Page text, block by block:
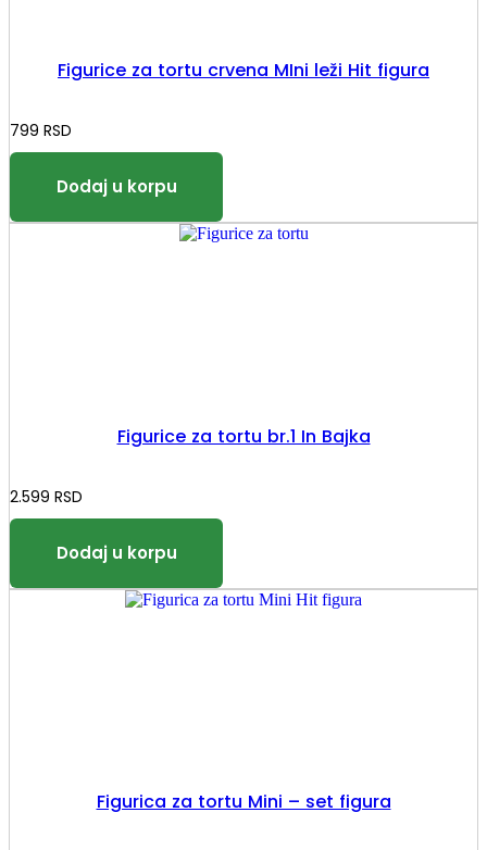
Figurice za tortu crvena MIni leži Hit figura
799 RSD
Figurice za tortu br.1 In Bajka
2.599 RSD
Figurica za tortu Mini – set figura